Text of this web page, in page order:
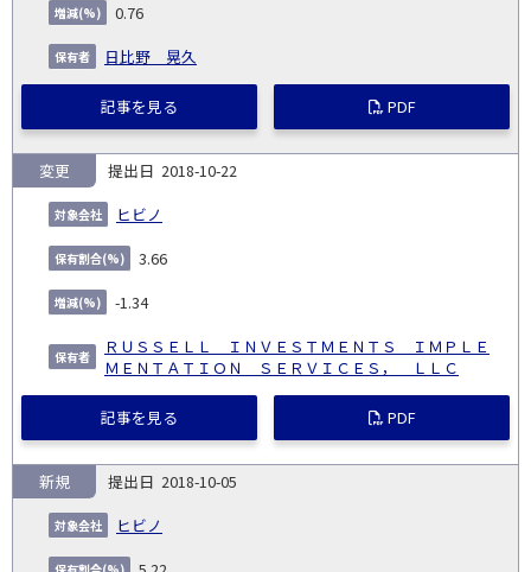
0.76
日比野 晃久
記事を見る PDF
2018-10-22
ヒビノ
変更
3.66
-1.34
ＲＵＳＳＥＬＬ ＩＮＶＥＳＴＭＥＮＴＳ ＩＭＰＬＥ
ＭＥＮＴＡＴＩＯＮ ＳＥＲＶＩＣＥＳ， ＬＬＣ
記事を見る PDF
2018-10-05
ヒビノ
新規